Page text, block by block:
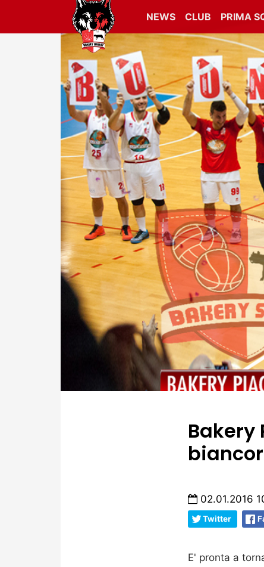
NEWS CLUB PRIMA
Bakery
02.01.2016
Twitter
E' pronta a